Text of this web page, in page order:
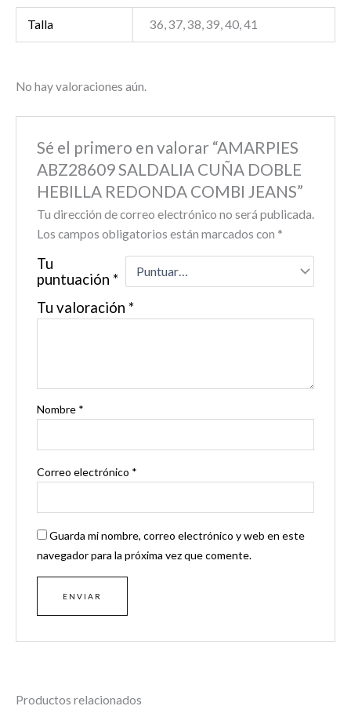
Talla 36, 37, 38, 39, 40, 41
No hay valoraciones aún.
Sé el primero en valorar “AMARPIES
ABZ28609 SALDALIA CUÑA DOBLE
HEBILLA REDONDA COMBI JEANS”
Tu dirección de correo electrónico no será publicada.
Los campos obligatorios están marcados con *
Tu
puntuación *
Tu valoración *
Nombre *
Correo electrónico *
Guarda mi nombre, correo electrónico y web en este
navegador para la próxima vez que comente.
Productos relacionados